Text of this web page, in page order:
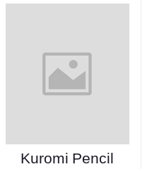
Kuromi Pencil